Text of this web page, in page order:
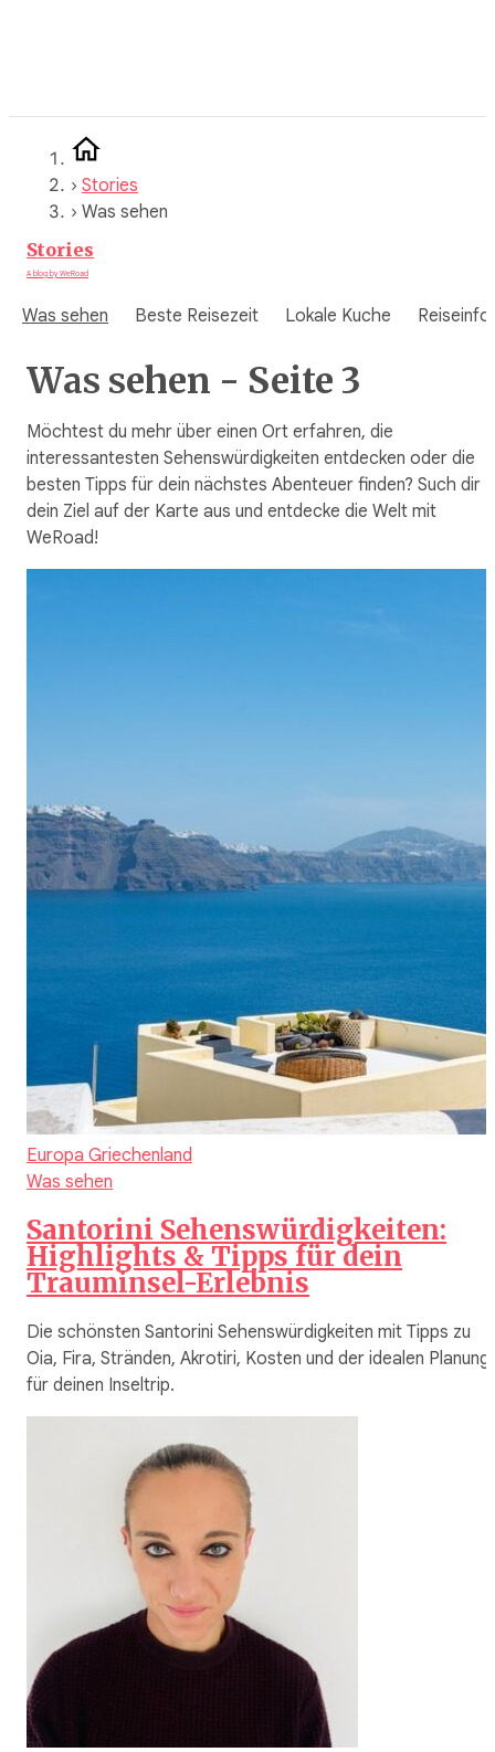
› Stories
› Was sehen
Stories
A blog by WeRoad
Was sehen Beste Reisezeit Lokale Kuche
Was sehen - Seite 3
Möchtest du mehr über einen Ort erfahren, die
interessantesten Sehenswürdigkeiten entdecken oder die
besten Tipps für dein nächstes Abenteuer finden? Such dir
dein Ziel auf der Karte aus und entdecke die Welt mit
WeRoad!
Europa Griechenland
Was sehen
Santorini Sehenswürdigkeiten:
Highlights & Tipps für dein
Trauminsel-Erlebnis
Die schönsten Santorini Sehenswürdigkeiten mit Tipps zu
Oia, Fira, Stränden, Akrotiri, Kosten und der idealen Planung
für deinen Inseltrip.